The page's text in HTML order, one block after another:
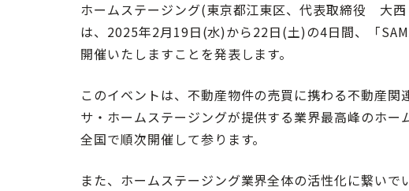
ホームステージング(東京都江東区、代表取締役 大
は、2025年2月19日(水)から22日(土)の4日間、「
開催いたしますことを発表します。
このイベントは、不動産物件の売買に携わる不動産
サ・ホームステージングが提供する業界最高峰のホ
全国で順次開催して参ります。
また、ホームステージング業界全体の活性化に繋い